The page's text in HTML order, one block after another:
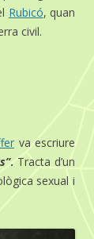
Rubicó, quan
civil.
va escriure
.Tracta d’un
sexual i